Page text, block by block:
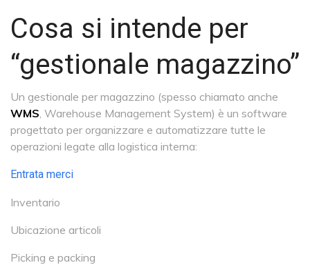
Cosa si intende per
“gestionale magazzino”
Un gestionale per magazzino (spesso chiamato anche
WMS, Warehouse Management System) è un software
progettato per organizzare e automatizzare tutte le
operazioni legate alla logistica interna:
Entrata merci
Inventario
Ubicazione articoli
Picking e packing